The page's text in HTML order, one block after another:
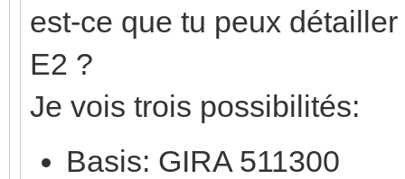
est-ce que tu peux
E2 ?
Je vois trois possibilités:
Basis: GIRA 511300